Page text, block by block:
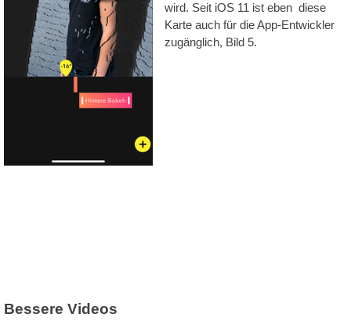
wird. Seit iOS 11 ist eben diese
Karte auch für die App-Entwickler
zugänglich, Bild 5.
Bessere Videos